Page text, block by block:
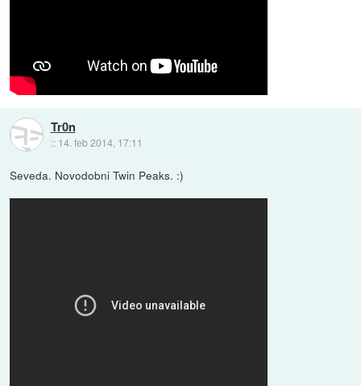
Tr0n
:: 14. feb 2014, 17:11
Seveda. Novodobni Twin Peaks. :)